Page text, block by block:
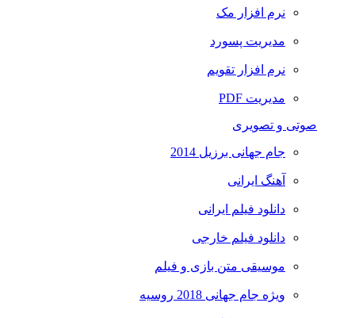
نرم افزار مک
مدیریت پسورد
نرم افزار تقویم
مدیریت PDF
صوتی و تصویری
جام جهانی برزیل 2014
آهنگ ایرانی
دانلود فیلم ایرانی
دانلود فیلم خارجی
موسیقی متن بازی و فیلم
ویژه جام جهانی 2018 روسیه